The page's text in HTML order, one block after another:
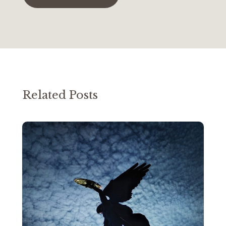
Related Posts